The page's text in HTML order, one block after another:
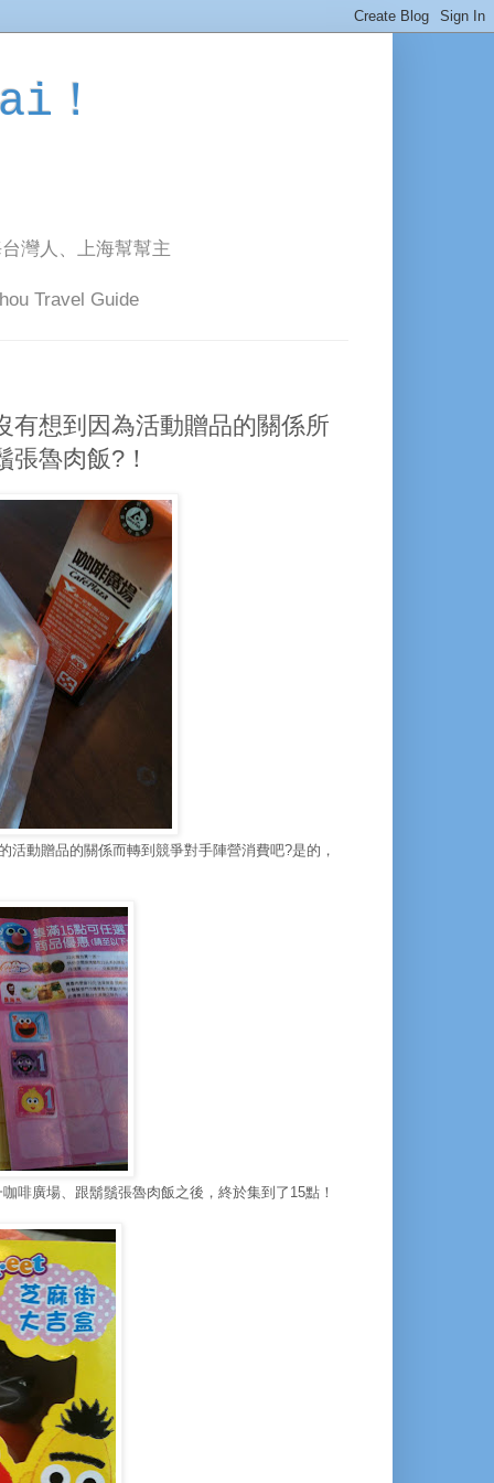
！
灣人、上海幫幫主
Travel Guide
有想到因為活動贈品的關係所
魯肉飯?！
動贈品的關係而轉到競爭對手陣營消費吧?是的，
啡廣場、跟鬍鬚張魯肉飯之後，終於集到了15點！